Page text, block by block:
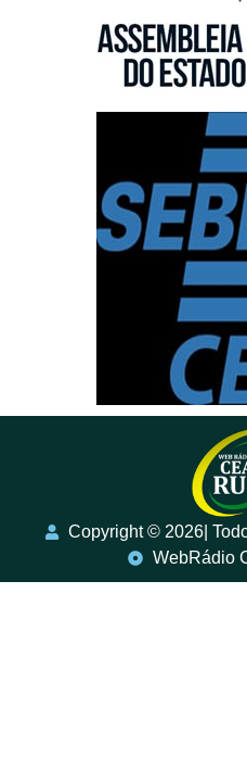
Copyright ©️ 2026|
WebRádio